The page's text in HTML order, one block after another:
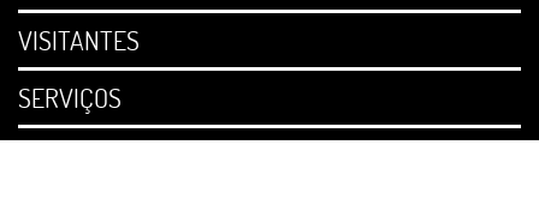
VISITANTES
SERVIÇOS